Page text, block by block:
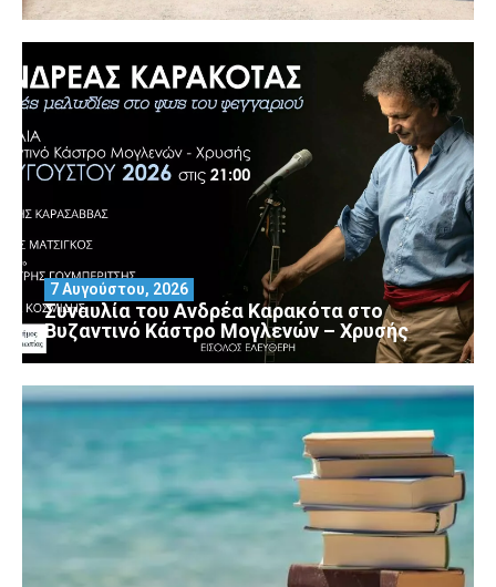
Συναυλία του Ανδρέα Καρακότα στο
Βυζαντινό Κάστρο Μογλενών – Χρυσής
7 Αυγούστου, 2026